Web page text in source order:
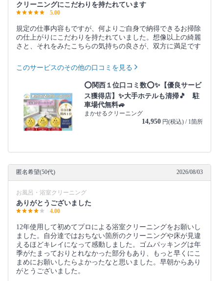
クリーニングにこだわりを持たれています
5.00
規定の仕事内容もですが、何よりご自身で納得できるお掃除
の仕上がりにこだわりを持たれていました。想像以上の綺麗
さと、それをみたこちらの気持ちの良さが、双方に満足です
このサービスのその他の口コミを見る
⭕関西１位口コミ数⭕✨【優良サービ
ス獲得店】✨大手ホテルも清掃🎵 駐
車場代無料🚙
まかせるクリーニング
14,950 円(税込) / 1箇所
匿名希望(50代) 2026/08/03
お風呂・浴室クリーニング
ありがとうございました
4.00
12年使用して初めてプロによる浴室クリーニングをお願いし
ました。自分達ではおちない箇所のクリーニングや床が見違
えるほどキレイになって感動しました。ゴムパッキングは年
季がたまっておりとれなかった部分もあり、もっと早くにこ
まめにお願いしたらよかったなと思いました。早朝からあり
がとうございました。